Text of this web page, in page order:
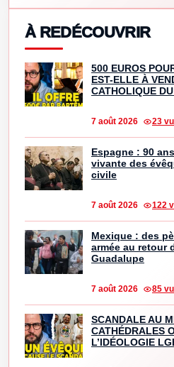
À REDÉCOUVRIR
500 EUROS
EST-ELLE À
CATHOLIQUE
7 août 2026 23
Espagne : 90
vivante des
civile
7 août 2026 122
Mexique : des
armée au retour
Guadalupe
7 août 2026 85
SCANDALE AU
CATHÉDRALES
L’IDÉOLOGIE